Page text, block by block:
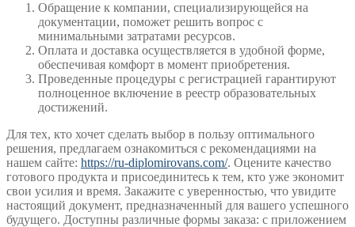
Обращение к компании, специализирующейся на
документации, поможет решить вопрос с
минимальными затратами ресурсов.
Оплата и доставка осуществляется в удобной форме,
обеспечивая комфорт в момент приобретения.
Проведенные процедуры с регистрацией гарантируют
полноценное включение в реестр образовательных
достижений.
Для тех, кто хочет сделать выбор в пользу оптимального
решения, предлагаем ознакомиться с рекомендациями на
нашем сайте: https://ru-diplomirovans.com/. Оцените качество
готового продукта и присоединитесь к тем, кто уже экономит
свои усилия и время. Закажите с уверенностью, что увидите
настоящий документ, предназначенный для вашего успешного
будущего. Доступны различные формы заказа: с приложением